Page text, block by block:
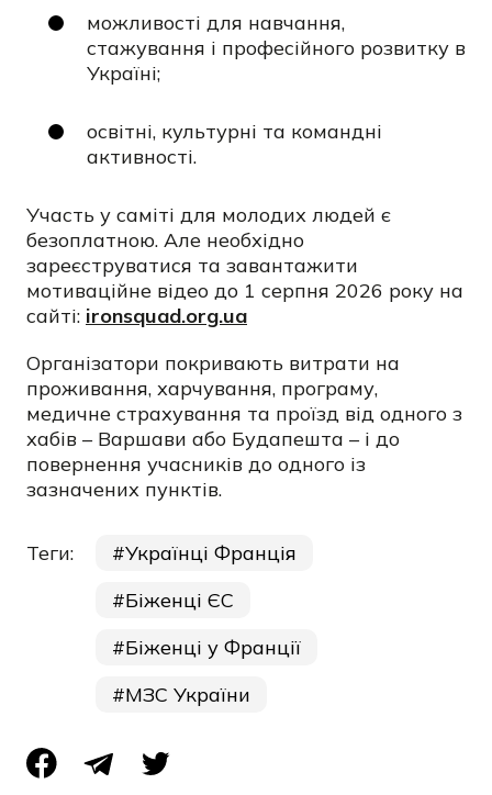
можливості для навчання,
стажування і професійного розвитку в
Україні;
освітні, культурні та командні
активності.
Участь у саміті для молодих людей є
безоплатною. Але необхідно
зареєструватися та завантажити
мотиваційне відео до 1 серпня 2026 року на
сайті: ironsquad.org.ua
Організатори покривають витрати на
проживання, харчування, програму,
медичне страхування та проїзд від одного з
хабів – Варшави або Будапешта – і до
повернення учасників до одного із
зазначених пунктів.
Теги:
Українці Франція
Біженці ЄС
Біженці у Франції
МЗС України